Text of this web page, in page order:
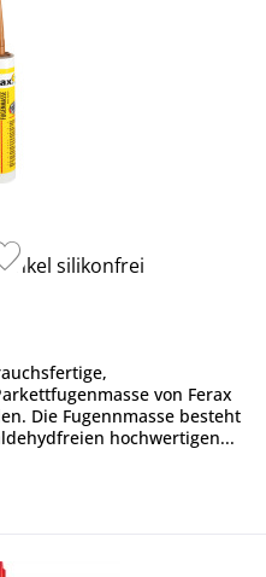
silikonfrei
von Ferax
Die Fugennmasse besteht
hochwertigen...